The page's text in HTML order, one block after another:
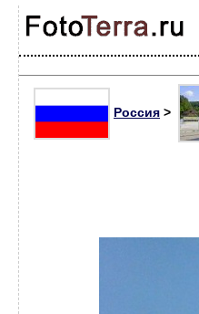
Россия >